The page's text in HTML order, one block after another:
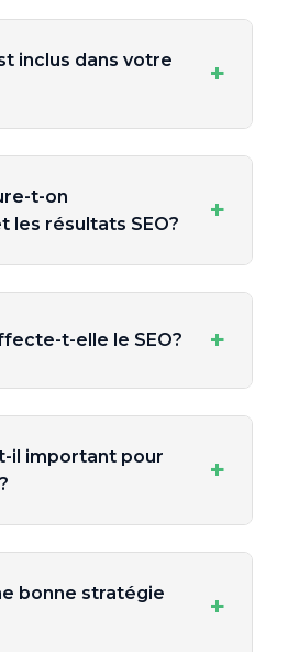
inclus dans votre
+
t-on
les résultats SEO?
+
t-elle le SEO? +
il important pour
+
bonne stratégie
+